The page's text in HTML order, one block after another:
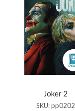
Joker 2
SKU:pp0202